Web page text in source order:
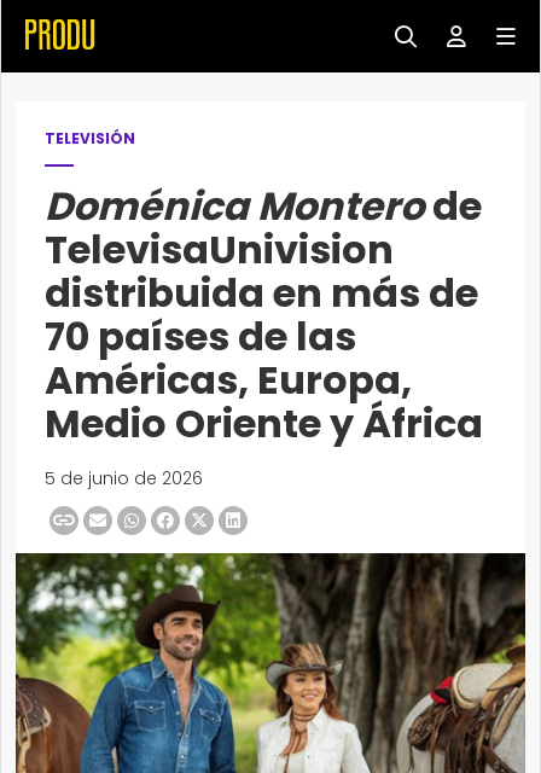
TELEVISIÓN
Doménica Monterode
TelevisaUnivision
distribuida en más de
70 países de las
Américas, Europa,
Medio Oriente y África
5 de junio de 2026